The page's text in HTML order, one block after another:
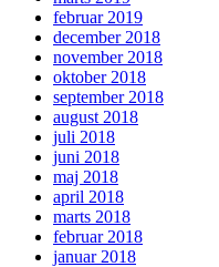
februar 2019
december 2018
november 2018
oktober 2018
september 2018
august 2018
juli 2018
juni 2018
maj 2018
april 2018
marts 2018
februar 2018
januar 2018